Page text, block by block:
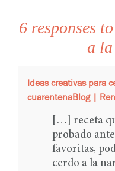
6 responses
a
Ideas creativas para
cuarentenaBlog |
[…] receta
probado
favoritas,
cerdo a la